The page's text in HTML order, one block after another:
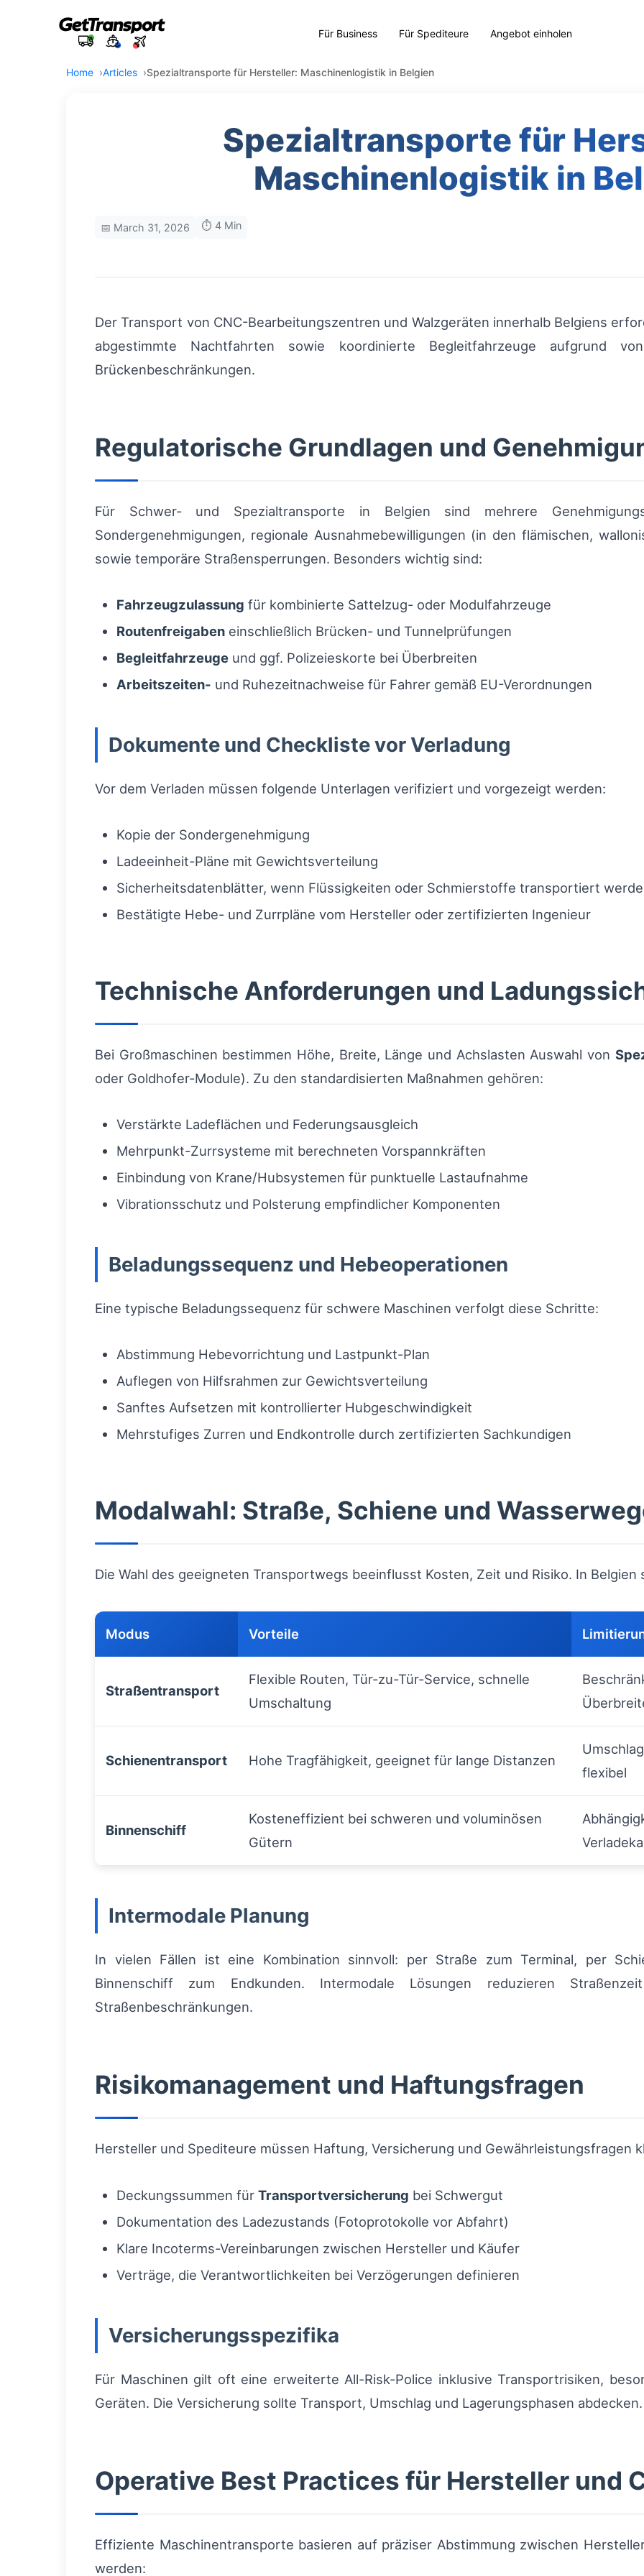
Für Business Für Spediteure Angebot einholen
Home Articles Spezialtransporte für Hersteller: Maschinenlogistik in Belgien
Spezialtransporte für
Maschinenlogistik in
📅 March 31, 2026 ⏱️ 4 Min
Der Transport von CNC-Bearbeitungszentren und Walzgeräten innerhalb Belgiens
abgestimmte Nachtfahrten sowie koordinierte Begleitfahrzeuge aufgrund
Brückenbeschränkungen.
Regulatorische Grundlagen und
Für Schwer- und Spezialtransporte in Belgien sind mehrere
Sondergenehmigungen, regionale Ausnahmebewilligungen (in den flämischen,
sowie temporäre Straßensperrungen. Besonders wichtig sind:
Fahrzeugzulassung für kombinierte Sattelzug- oder Modulfahrzeuge
Routenfreigaben einschließlich Brücken- und Tunnelprüfungen
Begleitfahrzeuge und ggf. Polizeieskorte bei Überbreiten
Arbeitszeiten- und Ruhezeitnachweise für Fahrer gemäß EU-Verordnungen
Dokumente und Checkliste vor Verladung
Vor dem Verladen müssen folgende Unterlagen verifiziert und vorgezeigt werden:
Kopie der Sondergenehmigung
Ladeeinheit-Pläne mit Gewichtsverteilung
Sicherheitsdatenblätter, wenn Flüssigkeiten oder Schmierstoffe transportiert
Bestätigte Hebe- und Zurrpläne vom Hersteller oder zertifizierten Ingenieur
Technische Anforderungen und
Bei Großmaschinen bestimmen Höhe, Breite, Länge und Achslasten Auswahl von
oder Goldhofer-Module). Zu den standardisierten Maßnahmen gehören:
Verstärkte Ladeflächen und Federungsausgleich
Mehrpunkt-Zurrsysteme mit berechneten Vorspannkräften
Einbindung von Krane/Hubsystemen für punktuelle Lastaufnahme
Vibrationsschutz und Polsterung empfindlicher Komponenten
Beladungssequenz und Hebeoperationen
Eine typische Beladungssequenz für schwere Maschinen verfolgt diese Schritte:
Abstimmung Hebevorrichtung und Lastpunkt-Plan
Auflegen von Hilfsrahmen zur Gewichtsverteilung
Sanftes Aufsetzen mit kontrollierter Hubgeschwindigkeit
Mehrstufiges Zurren und Endkontrolle durch zertifizierten Sachkundigen
Modalwahl: Straße, Schiene und
Die Wahl des geeigneten Transportwegs beeinflusst Kosten, Zeit und Risiko. In
Modus Vorteile
Straßentransport
Flexible Routen, Tür-zu-Tür-Service, schnelle
Umschaltung
Schienentransport Hohe Tragfähigkeit, geeignet für lange Distanzen
flexibel
Binnenschiff
Kosteneffizient bei schweren und voluminösen
Gütern
Intermodale Planung
In vielen Fällen ist eine Kombination sinnvoll: per Straße zum Terminal, per
Binnenschiff zum Endkunden. Intermodale Lösungen reduzieren
Straßenbeschränkungen.
Risikomanagement und Haftungsfragen
Hersteller und Spediteure müssen Haftung, Versicherung und Gewährleistungsfragen
Deckungssummen für Transportversicherung bei Schwergut
Dokumentation des Ladezustands (Fotoprotokolle vor Abfahrt)
Klare Incoterms-Vereinbarungen zwischen Hersteller und Käufer
Verträge, die Verantwortlichkeiten bei Verzögerungen definieren
Versicherungsspezifika
Für Maschinen gilt oft eine erweiterte All-Risk-Police inklusive Transportrisiken,
Geräten. Die Versicherung sollte Transport, Umschlag und Lagerungsphasen abdecken.
Operative Best Practices für Hersteller und
Effiziente Maschinentransporte basieren auf präziser Abstimmung zwischen
werden: